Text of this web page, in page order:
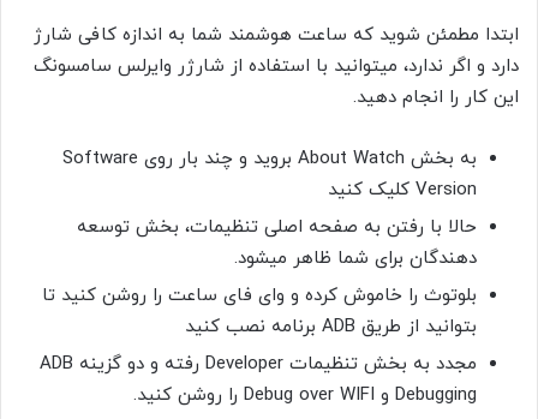
ابتدا مطمئن شوید که ساعت هوشمند شما به اندازه کافی شارژ
دارد و اگر ندارد، میتوانید با استفاده از شارژر وایرلس سامسونگ
این کار را انجام دهید.
به بخش About Watch بروید و چند بار روی Software
Version کلیک کنید
حالا با رفتن به صفحه اصلی تنظیمات، بخش توسعه
دهندگان برای شما ظاهر میشود.
بلوتوث را خاموش کرده و وای فای ساعت را روشن کنید تا
بتوانید از طریق ADB برنامه نصب کنید
مجدد به بخش تنظیمات Developer رفته و دو گزینه ADB
Debugging و Debug over WIFI را روشن کنید.